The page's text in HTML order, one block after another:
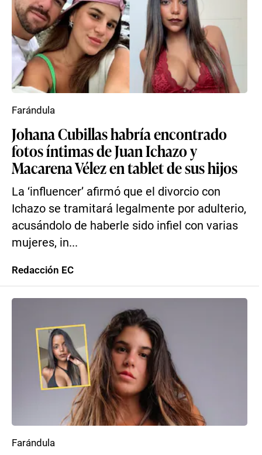
Johana Cubillas habría encontrado
fotos íntimas de Juan Ichazo y
Macarena Vélez en tablet de sus hijos
La ‘influencer’ afirmó que el divorcio con
Ichazo se tramitará legalmente por adulterio,
acusándolo de haberle sido infiel con varias
mujeres, in...
Farándula
Redacción EC
Farándula